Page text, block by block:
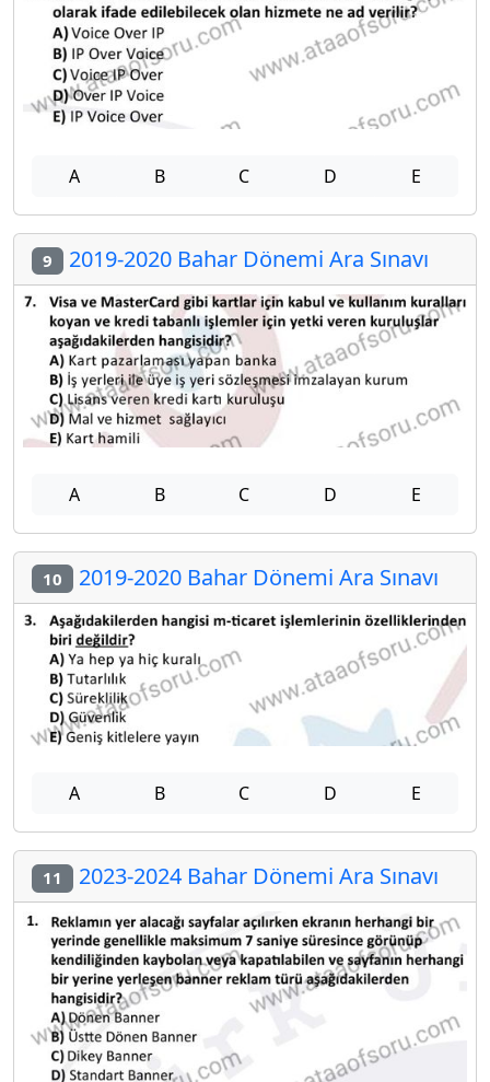
A B C D E
9 2019-2020 Bahar Dönemi Ara Sınavı
A B C D E
10 2019-2020 Bahar Dönemi Ara Sınavı
A B C D E
11 2023-2024 Bahar Dönemi Ara Sınavı